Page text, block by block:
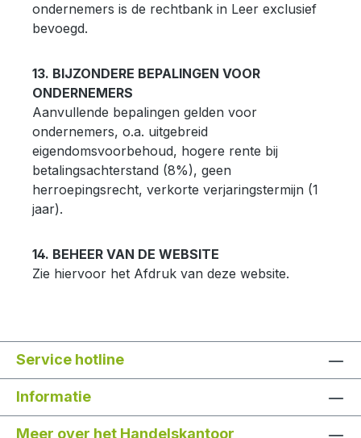
ondernemers is de rechtbank in Leer exclusief
bevoegd.
13. BIJZONDERE BEPALINGEN VOOR
ONDERNEMERS
Aanvullende bepalingen gelden voor
ondernemers, o.a. uitgebreid
eigendomsvoorbehoud, hogere rente bij
betalingsachterstand (8%), geen
herroepingsrecht, verkorte verjaringstermijn (1
jaar).
14. BEHEER VAN DE WEBSITE
Zie hiervoor het Afdruk van deze website.
Service hotline
Informatie
Meer over het Handelskantoor